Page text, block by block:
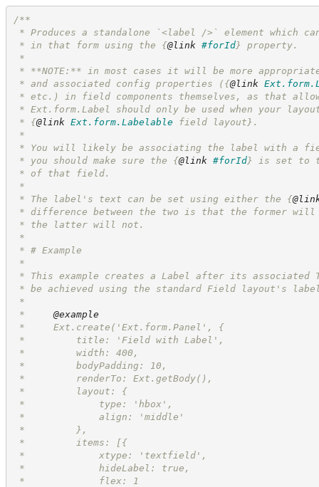
/**
* Produces a standalone `<label />` element which
* in that form using the {@link #forId} property.
*
* **NOTE:** in most cases it will be more
* and associated config properties ({@link
* etc.) in field components themselves, as that
* Ext.form.Label should only be used when your
* {@link Ext.form.Labelable field layout} .
*
* You will likely be associating the label with a
* you should make sure the {@link #forId} is set to
* of that field.
*
* The label's text can be set using either the {
* difference between the two is that the former will
* the latter will not.
*
* # Example
*
* This example creates a Label after its
* be achieved using the standard Field layout's
*
* @example
*     Ext.create('Ext.form.Panel', {
*         title: 'Field with Label',
*         width: 400,
*         bodyPadding: 10,
*         renderTo: Ext.getBody(),
*         layout: {
*             type: 'hbox',
*             align: 'middle'
*         },
*         items: [{
*             xtype: 'textfield',
*             hideLabel: true,
*             flex: 1